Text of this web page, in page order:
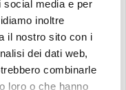
social media e per
inoltre
il nostro sito con i
dei dati web,
combinarle
loro o che hanno
europee a
pieno di fascino e
di